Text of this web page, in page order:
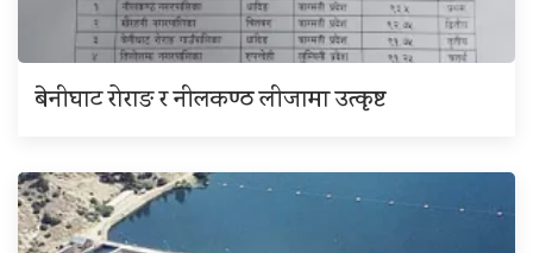
बेनीघाट रोराङ र नीलकण्ठ लीजामा उत्कृष्ट